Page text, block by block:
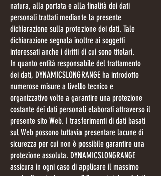
natura, alla portata e alla finalità dei dati
personali trattati mediante la presente
dichiarazione sulla protezione dei dati. Tale
dichiarazione segnala inoltre ai soggetti
interessati anche i diritti di cui sono titolari.
In quanto entità responsabile del trattamento
dei dati, DYNAMICSLONGRANGE ha introdotto
numerose misure a livello tecnico e
organizzativo volte a garantire una protezione
costante dei dati personali elaborati attraverso il
presente sito Web. I trasferimenti di dati basati
sul Web possono tuttavia presentare lacune di
sicurezza per cui non è possibile garantire una
protezione assoluta. DYNAMICSLONGRANGE
assicura in ogni caso di applicare il massimo